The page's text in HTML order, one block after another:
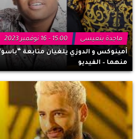
ماجدة بنعيسى
15:00 - 16 نوفمبر 2023
أمينوكس و الدوزي يلغيان متابعة
منهما – الفيديو